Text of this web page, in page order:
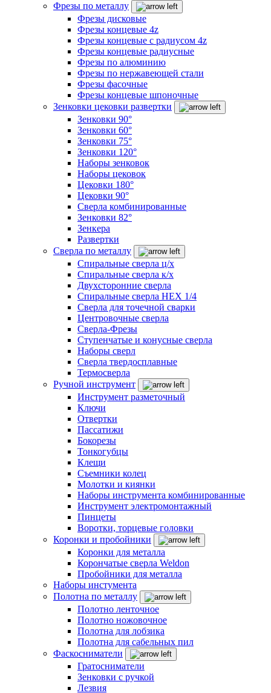
Фрезы по металлу
Фрезы дисковые
Фрезы концевые 4z
Фрезы концевые с радиусом 4z
Фрезы концевые радиусные
Фрезы по алюминию
Фрезы по нержавеющей стали
Фрезы фасочные
Фрезы концевые шпоночные
Зенковки цековки развертки
Зенковки 90°
Зенковки 60°
Зенковки 75°
Зенковки 120°
Наборы зенковок
Наборы цековок
Цековки 180°
Цековки 90°
Сверла комбинированные
Зенковки 82°
Зенкера
Развертки
Сверла по металлу
Спиральные сверла ц/х
Спиральные сверла к/х
Двухсторонние сверла
Спиральные сверла HEX 1/4
Сверла для точечной сварки
Центровочные сверла
Сверла-Фрезы
Ступенчатые и конусные сверла
Наборы сверл
Сверла твердосплавные
Термосверла
Ручной инструмент
Инструмент разметочный
Ключи
Отвертки
Пассатижи
Бокорезы
Тонкогубцы
Клещи
Съемники колец
Молотки и киянки
Наборы инструмента комбинированные
Инструмент электромонтажный
Пинцеты
Воротки, торцевые головки
Коронки и пробойники
Коронки для металла
Корончатые сверла Weldon
Пробойники для металла
Наборы инстумента
Полотна по металлу
Полотно ленточное
Полотно ножовочное
Полотна для лобзика
Полотна для сабельных пил
Фаскосниматели
Гратосниматели
Зенковки с ручкой
Лезвия